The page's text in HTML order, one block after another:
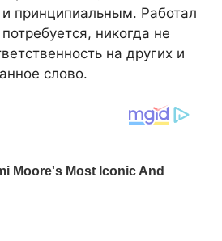
принципиальным. Работал
никогда не
на других и
слово.